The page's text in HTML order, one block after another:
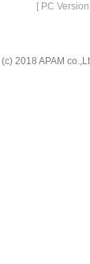
[ PC Version
2018 APAM